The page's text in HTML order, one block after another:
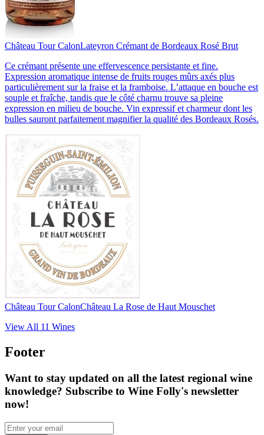
Château Tour CalonLateyron Crémant de Bordeaux Rosé Brut
Ce crémant présente une effervescence persistante et fine.
Expression aromatique intense de fruits rouges mûrs axés plus
particulièrement sur la fraise et la framboise. L’attaque en bouche est
souple et fraîche, tandis que le côté charnu trouve sa pleine
expression en milieu de bouche. Vin expressif et charmeur dont les
bulles sauront parfaitement magnifier la qualité des Bordeaux Rosés.
Château Tour CalonChâteau La Rose de Haut Mouschet
View All 11 Wines
Footer
Want to stay updated on all the latest regional wine
knowledge? Subscribe to Wine Folly's newsletter
now!